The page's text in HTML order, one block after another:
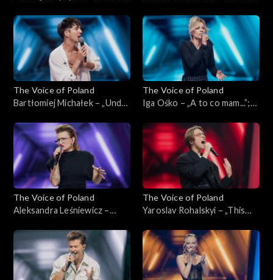
Nokaut, 2 listopada 2024
Nokaut, 2 listopada 2024
The Voice of Poland
Bartłomiej Michałek – „Under
Poland”, Nokaut, 2 listopada
2024
The Voice of Poland
Iga Ośko – „A to co mam...”;
Nokaut, 2 listopada 2024
The Voice of Poland
Aleksandra Leśniewicz –
Voice of Poland”, Nokaut, 2
listopada 2024
The Voice of Poland
Yaroslav Rohalskyi – „This
Nokaut, 2 listopada 2024